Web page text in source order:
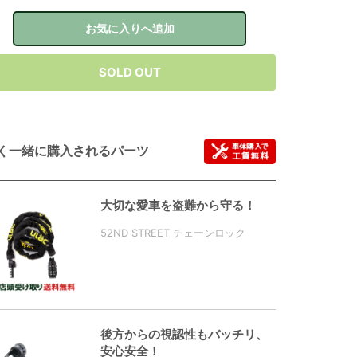
お気に入りへ追加
SOLD OUT
一緒に購入されるパーツ
大切な愛車を盗難から守る！
52ND STREET チェーンロック
後方からの視認性もバッチリ、
安心安全！